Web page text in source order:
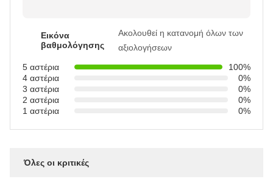
Εικόνα
βαθμολόγησης
Ακολουθεί η κατανομή όλων των
αξιολογήσεων
5 αστέρια
100%
4 αστέρια
0%
3 αστέρια
0%
2 αστέρια
0%
1 αστέρια
0%
Όλες οι κριτικές